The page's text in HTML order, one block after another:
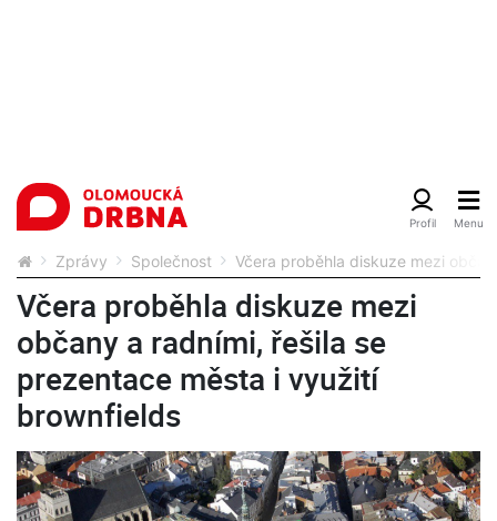
Zprávy Společnost Včera proběhla diskuze mezi
Včera proběhla diskuze mezi
občany a radními, řešila se
prezentace města i využití
brownfields